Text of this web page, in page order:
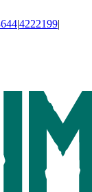
|4222199|